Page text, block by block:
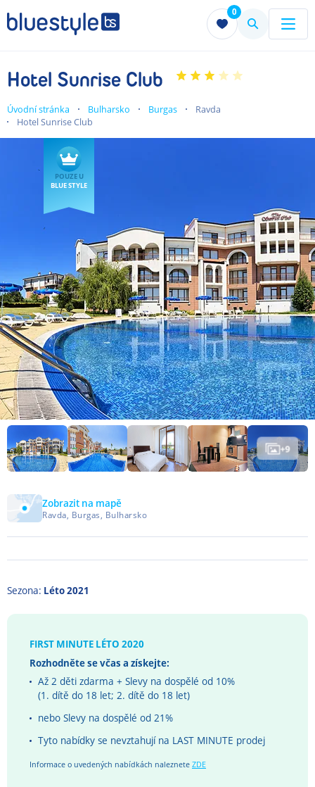
0
Menu Menu
Hotel Sunrise Club
Úvodní stránka Bulharsko Burgas
Ravda
Hotel Sunrise Club
POUZE U
BLUE STYLE
+9
Zobrazit na mapě
Ravda, Burgas, Bulharsko
Sezona: Léto 2021
FIRST MINUTE LÉTO 2020
Rozhodněte se včas a získejte:
Až 2 děti zdarma + Slevy na dospělé od 10%
(1. dítě do 18 let; 2. dítě do 18 let)
nebo Slevy na dospělé od 21%
Tyto nabídky se nevztahují na LAST MINUTE prodej
Informace o uvedených nabídkách naleznete ZDE